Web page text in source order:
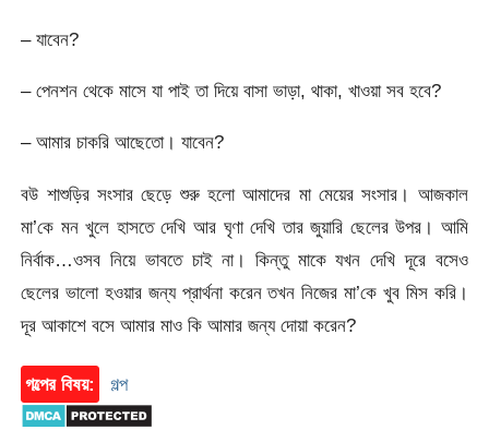
– যাবেন?
– পেনশন থেকে মাসে যা পাই তা দিয়ে বাসা ভাড়া, থাকা, খাওয়া সব হবে?
– আমার চাকরি আছেতো। যাবেন?
বউ শাশুড়ির সংসার ছেড়ে শুরু হলো আমাদের মা মেয়ের সংসার। আজকাল
মা’কে মন খুলে হাসতে দেখি আর ঘৃণা দেখি তার জুয়ারি ছেলের উপর। আমি
নির্বাক…ওসব নিয়ে ভাবতে চাই না। কিন্তু মাকে যখন দেখি দূরে বসেও
ছেলের ভালো হওয়ার জন্য প্রার্থনা করেন তখন নিজের মা’কে খুব মিস করি।
দূর আকাশে বসে আমার মাও কি আমার জন্য দোয়া করেন?
গল্পের বিষয়: গল্প